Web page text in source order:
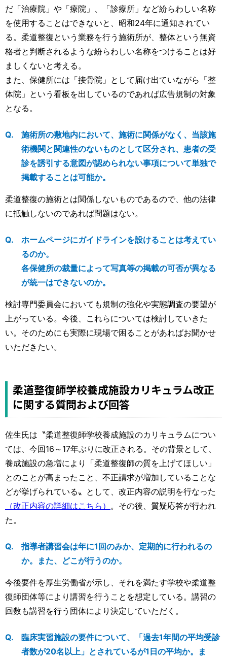
だ「治療院」や「療院」、「診療所」など紛らわしい名称
を使用することはできないと、昭和24年に通知されてい
る。柔道整復という業務を行う施術所が、整体という無資
格者と判断されるような紛らわしい名称をつけることは好
ましくないと考える。
また、保健所には「接骨院」として届け出ていながら「整
体院」という看板を出しているのであれば広告規制の対象
となる。
施術所の敷地内において、施術に関係がなく、当該施
術機関と関連性のないものとして区分され、患者の受
診を誘引する意図が認められない事項について単独で
掲載することは可能か。
柔道整復の施術とは関係しないものであるので、他の法律
に抵触しないのであれば問題はない。
ホームページにガイドラインを設けることは考えてい
るのか。
各保健所の裁量によって写真等の掲載の可否が異なる
が統一はできないのか。
検討専門委員会においても規制の強化や実態調査の要望が
上がっている。今後、これらについては検討していきた
い。そのためにも実際に現場で困ることがあればお聞かせ
いただきたい。
柔道整復師学校養成施設カリキュラム改正
に関する質問および回答
佐生氏は〝柔道整復師学校養成施設のカリキュラムについ
ては、今回16～17年ぶりに改正される。その背景として、
養成施設の急増により「柔道整復師の質を上げてほしい」
とのことが高まったこと、不正請求が増加していることな
どが挙げられている〟として、改正内容の説明を行なった
（改正内容の詳細はこちら） 。その後、質疑応答が行われ
た。
指導者講習会は年に1回のみか、定期的に行われるの
か。また、どこが行うのか。
今後要件を厚生労働省が示し、それを満たす学校や柔道整
復師団体等により講習を行うことを想定している。講習の
回数も講習を行う団体により決定していただく。
臨床実習施設の要件について、「過去1年間の平均受診
者数が20名以上」とされているが1日の平均か。ま